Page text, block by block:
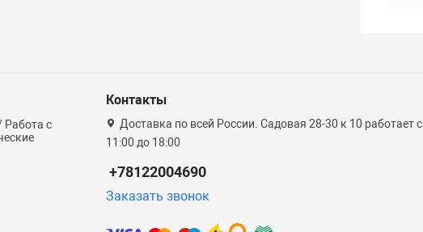
с
Контакты
Доставка по всей России. Садовая 28-30 к 10 работает с
11:00 до 18:00
+78122004690
Заказать звонок